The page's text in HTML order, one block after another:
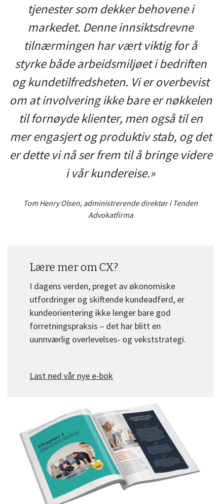
tjenester som dekker behovene i
markedet. Denne innsiktsdrevne
tilnærmingen har vært viktig for å
styrke både arbeidsmiljøet i bedriften
og kundetilfredsheten. Vi er overbevist
om at involvering ikke bare er nøkkelen
til fornøyde klienter, men også til en
mer engasjert og produktiv stab, og det
er dette vi nå ser frem til å bringe videre
i vår kundereise.»
Tom Henry Olsen, administrerende direktør i Tenden
Advokatfirma
Lære mer om CX?
I dagens verden, preget av økonomiske
utfordringer og skiftende kundeadferd, er
kundeorientering ikke lenger bare god
forretningspraksis – det har blitt en
uunnværlig overlevelses- og vekststrategi.
Last ned vår nye e-bok